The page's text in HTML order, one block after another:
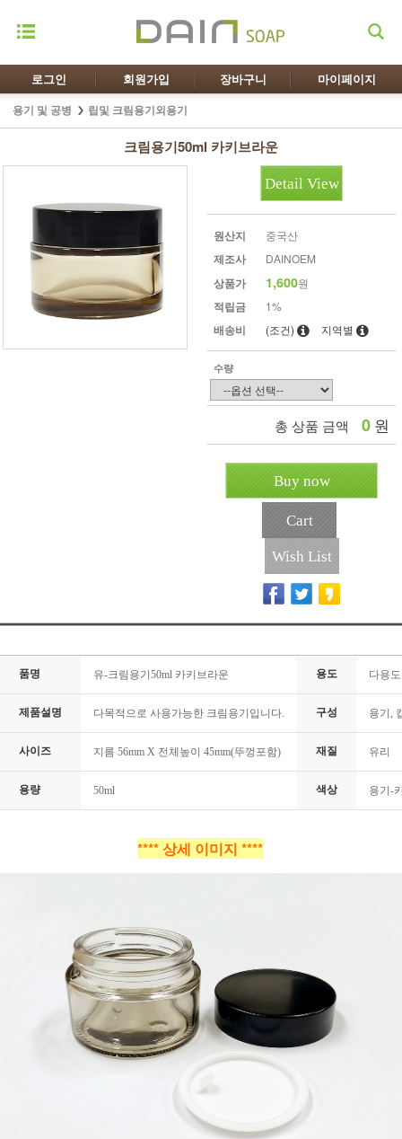
로그인 회원가입 장바구니 마이페이지
용기 및 공병 립및 크림용기외용기
크림용기50ml 카키브라운
Detail View
원산지 중국산
제조사 DAINOEM
상품가 1,600원
적립금 1%
배송비 (조건) 지역별
수량
총 상품 금액 0 원
Buy now
Cart
Wish List
품명 유-크림용기50ml 카키브라운 용도 다용
제품설명 다목적으로 사용가능한 크림용기입니다. 구성 용기,
사이즈 지름 56mm X 전체높이 45mm(뚜껑포함) 재질 유리
용량 50ml 색상 용기-
**** 상세 이미지 ****